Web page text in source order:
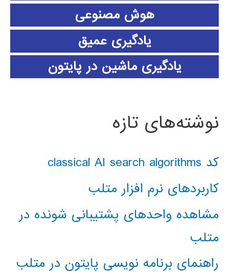
هوش مصنوعی
یادگیری عمیق
یادگیری ماشین در پایتون
نوشته‌های تازه
کد classical AI search algorithms
کاربردهای نرم افزار متلب
مشاهده واحدهای پشتیبانی شونده در
متلب
راهنمای برنامه نویسی پایتون در متلب